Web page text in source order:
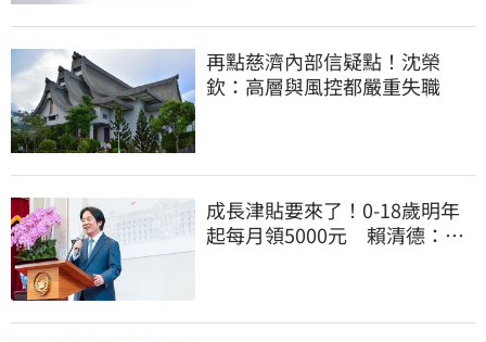
再點慈濟內部信疑點！沈榮
欽：高層與風控都嚴重失職
成長津貼要來了！0-18歲明年
起每月領5000元 賴清德：此